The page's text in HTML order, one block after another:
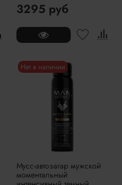
3295 руб
Нет в наличии
Мусс-автозагар мужской
моментальный